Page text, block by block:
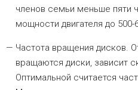
членов семьи меньше пяти
мощности двигателя до 500-
Частота вращения дисков.
вращаются диски, зависит
Оптимальной считается